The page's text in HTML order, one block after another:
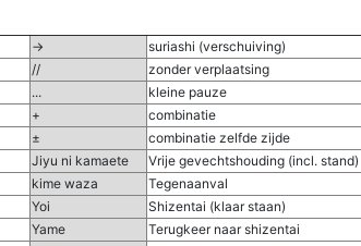
->
suriashi (verschuiving)
//
zonder verplaatsing
...
kleine pauze
+
combinatie
±
combinatie zelfde zijde
Jiyu ni kamaete
Vrije gevechtshouding (incl. stand)
kime waza
Tegenaanval
Yoi
Shizentai (klaar staan)
Yame
Terugkeer naar shizentai